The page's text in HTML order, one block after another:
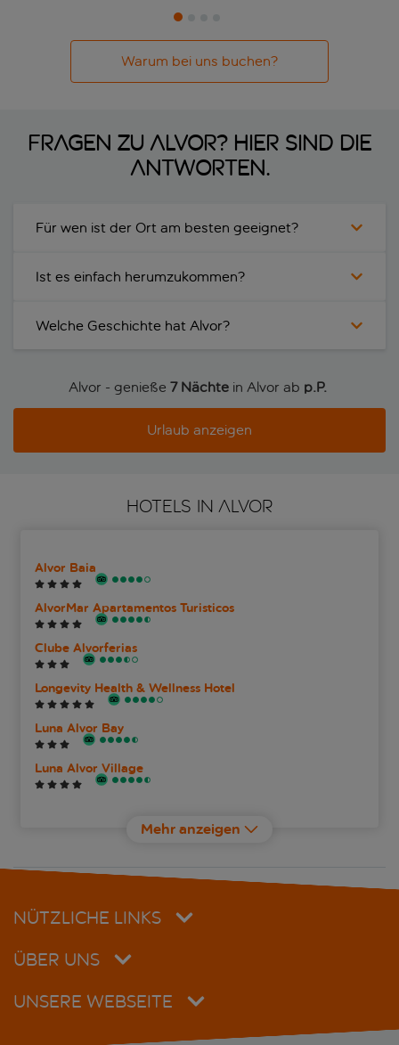
Warum bei uns buchen?
Fragen zu Alvor? Hier sind die
Antworten.
Für wen ist der Ort am besten geeignet?
Ist es einfach herumzukommen?
Welche Geschichte hat Alvor?
Alvor - genieße 7 Nächte in Alvor ab p.P.
Urlaub anzeigen
HOTELS IN ALVOR
Alvor Baia
AlvorMar Apartamentos Turisticos
Clube Alvorferias
Longevity Health & Wellness Hotel
Luna Alvor Bay
Luna Alvor Village
Pestana Alvor Beach Villas Seaside Resort
Pestana Alvor Park
Pestana Alvor Praia
Pestana Alvor South Beach
Mehr anzeigen
NÜTZLICHE LINKS
ÜBER UNS
UNSERE WEBSEITE